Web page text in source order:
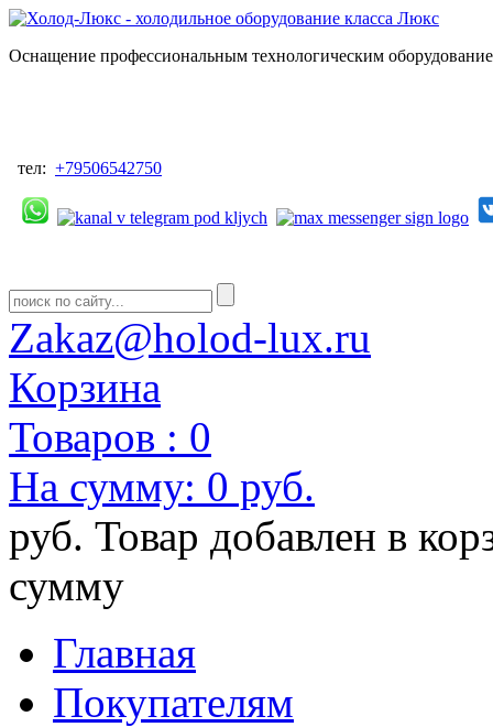
Оснащение профессиональным технологическим
тел: +79506542750
Zakaz@holod-lux.ru
Корзина
Товаров : 0
На сумму: 0 руб.
руб. Товар добавлен в
сумму
Главная
Покупателям